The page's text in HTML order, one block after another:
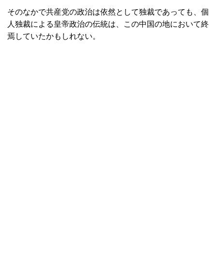
そのなかで共産党の政治は依然として独裁であっても、個
人独裁による皇帝政治の伝統は、この中国の地において終
焉していたかもしれない。